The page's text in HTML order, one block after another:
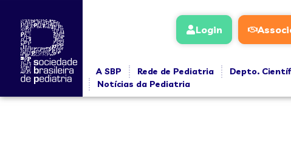
Login
A SBP Rede de Pediatria Depto.
Notícias da Pediatria